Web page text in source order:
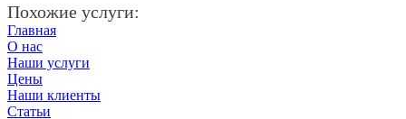
Похожие услуги:
Главная
О нас
Наши услуги
Цены
Наши клиенты
Статьи